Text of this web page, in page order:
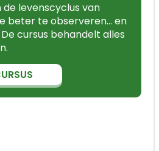
levenscyclus van
beter te observeren… en
cursus behandelt alles